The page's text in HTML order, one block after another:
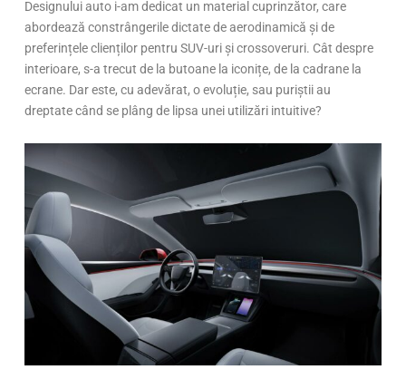
Designului auto i-am dedicat un material cuprinzător, care
abordează constrângerile dictate de aerodinamică și de
preferințele clienților pentru SUV-uri și crossoveruri. Cât despre
interioare, s-a trecut de la butoane la iconițe, de la cadrane la
ecrane. Dar este, cu adevărat, o evoluție, sau puriștii au
dreptate când se plâng de lipsa unei utilizări intuitive?